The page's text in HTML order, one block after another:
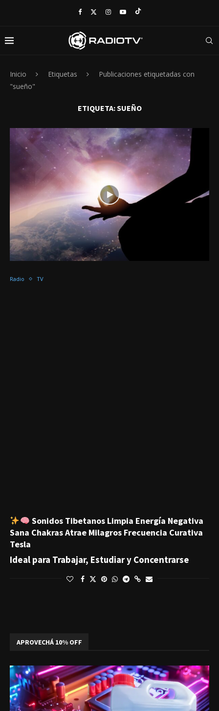
Inicio Etiquetas
Publicaciones etiquetadas con
"sueño"
ETIQUETA:SUEÑO
Radio TV
Sonidos Tibetanos Limpia Energía Negativa
Sana Chakras Atrae Milagros Frecuencia Curativa
Tesla
Ideal para Trabajar, Estudiar y Concentrarse
APROVECHÁ 10% OFF